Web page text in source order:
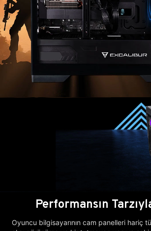
Performansın
Oyuncu bilgisayarının cam panelleri hariç